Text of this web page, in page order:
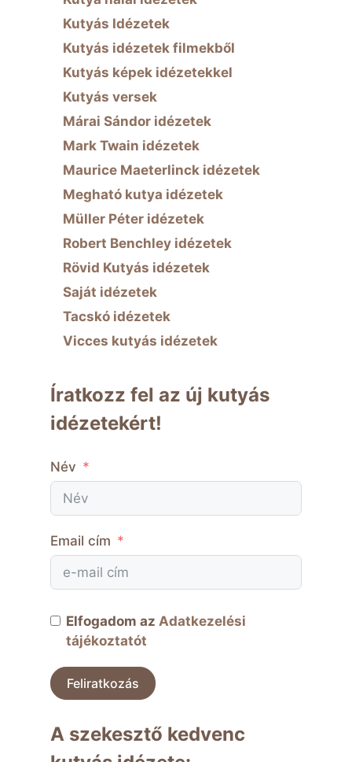
Kutyás Idézetek
Kutyás idézetek filmekből
Kutyás képek idézetekkel
Kutyás versek
Márai Sándor idézetek
Mark Twain idézetek
Maurice Maeterlinck idézetek
Megható kutya idézetek
Müller Péter idézetek
Robert Benchley idézetek
Rövid Kutyás idézetek
Saját idézetek
Tacskó idézetek
Vicces kutyás idézetek
Íratkozz fel az új kutyás
idézetekért!
Név
Email cím
Elfogadom az Adatkezelési
tájékoztatót
Feliratkozás
A szekesztő kedvenc